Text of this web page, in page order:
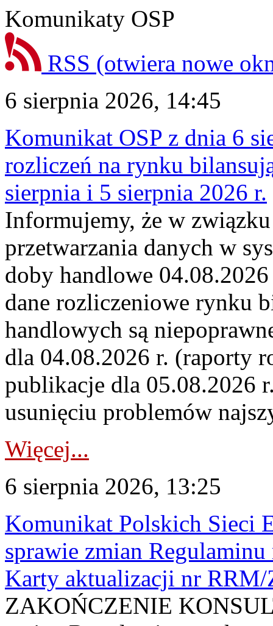
Komunikaty OSP
RSS (otwiera nowe
6 sierpnia 2026, 14:45
Komunikat OSP z dnia 6
rozliczeń na rynku
sierpnia i 5 sierpnia 2026 r.
Informujemy, że w
przetwarzania danych w
doby handlowe
dane rozliczeniowe rynku
handlowych są
dla 04.08.2026 r. (raporty
publikacje dla 05.08.2026
usunięciu problemów
Więcej...
6 sierpnia 2026, 13:25
Komunikat Polskich Sieci
sprawie zmian
Karty aktualizacji nr
ZAKOŃCZENIE